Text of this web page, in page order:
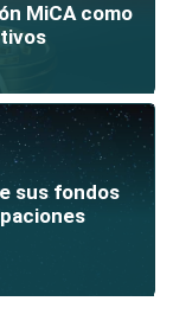
MiCA como
sus fondos